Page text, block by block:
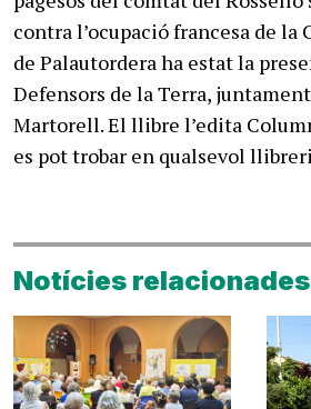
Notícies relacionades